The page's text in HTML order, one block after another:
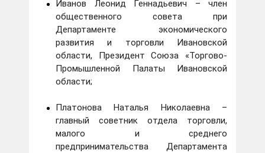
Иванов Леонид Геннадьевич – член
общественного совета при
Департаменте экономического
развития и торговли Ивановской
области, Президент Союза «Торгово-
Промышленной Палаты Ивановской
области;
Платонова Наталья Николаевна –
главный советник отдела торговли,
малого и среднего
предпринимательства Департамента